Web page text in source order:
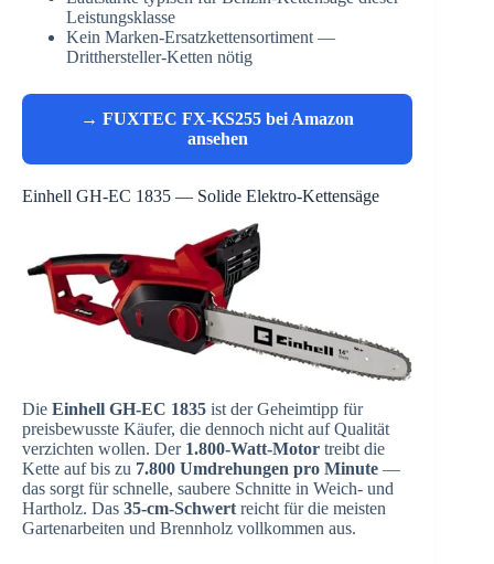
Leistungsklasse
Kein Marken-Ersatzkettensortiment —
Dritthersteller-Ketten nötig
→ FUXTEC FX-KS255 bei Amazon
ansehen
Einhell GH-EC 1835 — Solide Elektro-Kettensäge
Die Einhell GH-EC 1835 ist der Geheimtipp für
preisbewusste Käufer, die dennoch nicht auf Qualität
verzichten wollen. Der 1.800-Watt-Motor treibt die
Kette auf bis zu 7.800 Umdrehungen pro Minute —
das sorgt für schnelle, saubere Schnitte in Weich- und
Hartholz. Das 35-cm-Schwert reicht für die meisten
Gartenarbeiten und Brennholz vollkommen aus.